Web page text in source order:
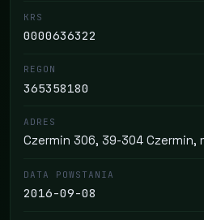
KRS
0000636322
REGON
365358180
ADRES
Czermin 306, 39-304 Czermin,
DATA POWSTANIA
2016-09-08